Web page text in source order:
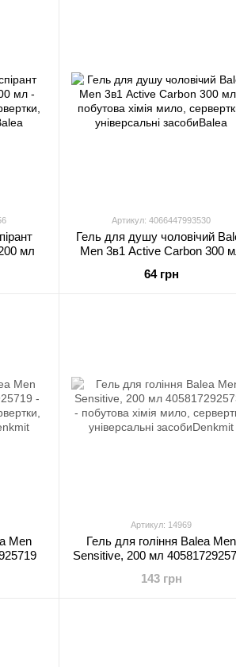
мл
Артикул: 4066447993530
Гель для душу чоловічий
Men 3в1 Active Carbon 300
64 грн
Men
Артикул: 14969
Гель для гоління Balea Men
Sensitive, 200 мл
143 грн